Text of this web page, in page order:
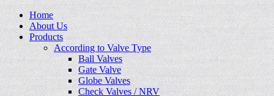
Home
About Us
Products
According to Valve Type
Ball Valves
Gate Valve
Globe Valves
Check Valves / NRV